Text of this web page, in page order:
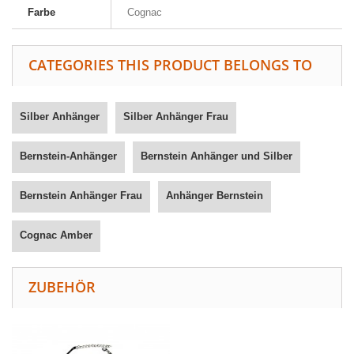
Farbe Cognac
CATEGORIES THIS PRODUCT BELONGS TO
Silber Anhänger Silber Anhänger Frau
Bernstein-Anhänger Bernstein Anhänger und Silber
Bernstein Anhänger Frau Anhänger Bernstein
Cognac Amber
ZUBEHÖR